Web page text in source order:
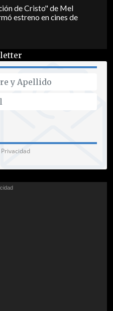
de Cristo" de Mel
estreno en cines de